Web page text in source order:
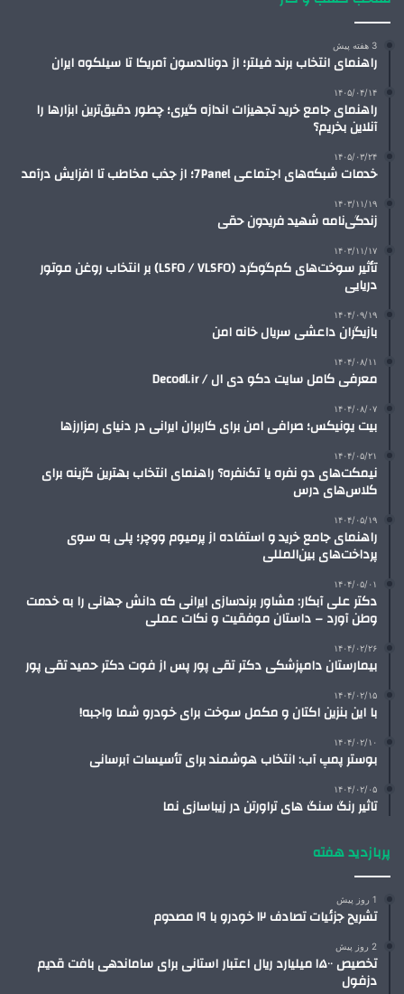
3 هفته پیش
راهنمای انتخاب برند فیلتر؛ از دونالدسون آمریکا تا سیلکوه ایران
۱۴۰۵/۰۴/۱۴
راهنمای جامع خرید تجهیزات اندازه گیری؛ چطور دقیق‌ترین ابزارها را
آنلاین بخریم؟
۱۴۰۵/۰۳/۲۴
خدمات شبکه‌های اجتماعی 7Panel؛ از جذب مخاطب تا افزایش درآمد
۱۴۰۳/۱۱/۱۹
زندگی‌نامه شهید فریدون حقی
۱۴۰۳/۱۱/۱۷
تأثیر سوخت‌های کم‌گوگرد (LSFO / VLSFO) بر انتخاب روغن موتور
دریایی
۱۴۰۴/۰۹/۱۹
بازیگران داعشی سریال خانه امن
۱۴۰۴/۰۸/۱۱
معرفی کامل سایت دکو دی ال / Decodl.ir
۱۴۰۴/۰۸/۰۷
بیت یونیکس؛ صرافی امن برای کاربران ایرانی در دنیای رمزارزها
۱۴۰۴/۰۵/۲۱
نیمکت‌های دو نفره یا تک‌نفره؟ راهنمای انتخاب بهترین گزینه برای
کلاس‌های درس
۱۴۰۴/۰۵/۱۹
راهنمای جامع خرید و استفاده از پرمیوم ووچر؛ پلی به سوی
پرداخت‌های بین‌المللی
۱۴۰۴/۰۵/۰۱
دکتر علی آبکار: مشاور برندسازی ایرانی که دانش جهانی را به خدمت
وطن آورد – داستان موفقیت و نکات عملی
۱۴۰۴/۰۲/۲۶
بیمارستان دامپزشکی دکتر تقی پور پس از فوت دکتر حمید تقی پور
۱۴۰۴/۰۲/۱۵
با این بنزین اکتان و مکمل سوخت برای خودرو شما واجبه!
۱۴۰۴/۰۲/۱۰
بوستر پمپ آب: انتخاب هوشمند برای تأسیسات آبرسانی
۱۴۰۴/۰۲/۰۵
تاثیر رنگ سنگ های تراورتن در زیباسازی نما
پربازدید هفته
1 روز پیش
تشریح جزئیات تصادف ۱۲ خودرو با ۱۹ مصدوم
2 روز پیش
تخصیص ۱۵۰۰ میلیارد ریال اعتبار استانی برای ساماندهی بافت قدیم
دزفول